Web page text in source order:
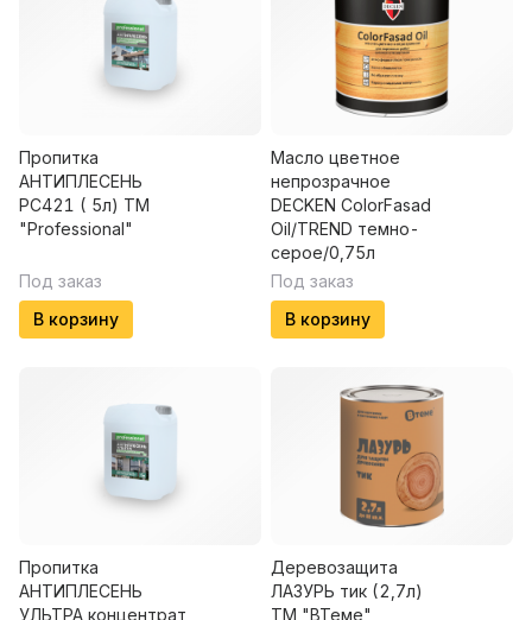
Пропитка
АНТИПЛЕСЕНЬ
PC421 ( 5л) ТМ
"Professional"
Под заказ
В корзину
Масло цветное
непрозрачное
DECKEN ColorFasad
Oil/TREND темно-
серое/0,75л
Под заказ
В корзину
Пропитка
АНТИПЛЕСЕНЬ
УЛЬТРА концентрат
Деревозащита
ЛАЗУРЬ тик (2,7л)
ТМ "ВТеме"